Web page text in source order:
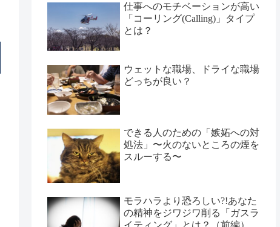
仕事へのモチベーションが高い
「コーリング(Calling)」タイプ
とは？
ウェットな職場、ドライな職場
どっちが良い？
できる人のための「嫉妬への対
処法」〜火のないところの煙を
スルーする〜
モラハラより恐ろしい?!あなた
の精神をジワジワ削る「ガスラ